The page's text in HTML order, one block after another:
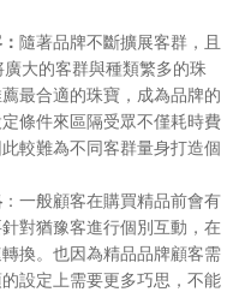
隨著品牌不斷擴展客群，且
大的客群與種類繁多的珠
最合適的珠寶，成為品牌的
條件來區隔受眾不僅耗時費
較難為不同客群量身打造個
：一般顧客在購買精品前會有
對猶豫客進行個別互動，在
換。也因為精品品牌顧客需
設定上需要更多巧思，不能